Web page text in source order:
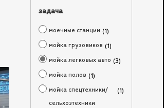
задача
моечные станции 1
мойка грузовиков 1
мойка легковых авто 3
мойка полов 1
мойка спецтехники/
сельхозтехники
1